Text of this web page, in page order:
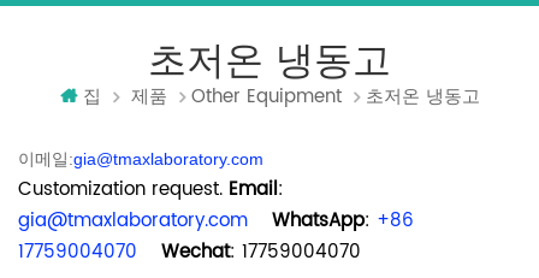
초저온 냉동고
집 제품 Other Equipment 초저온 냉동고
이메일:gia@tmaxlaboratory.com
Customization request. Email:
gia@tmaxlaboratory.com
WhatsApp: +86
17759004070
Wechat: 17759004070